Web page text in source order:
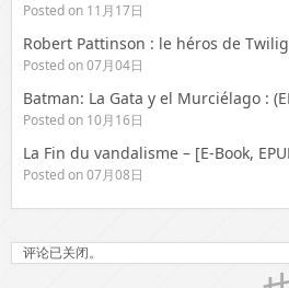
Posted on 11月17日
Robert Pattinson : le héros de
Posted on 07月04日
Batman: La Gata y el Murciélago :
Posted on 10月16日
La Fin du vandalisme – [E-Book,
Posted on 07月08日
评论已关闭。